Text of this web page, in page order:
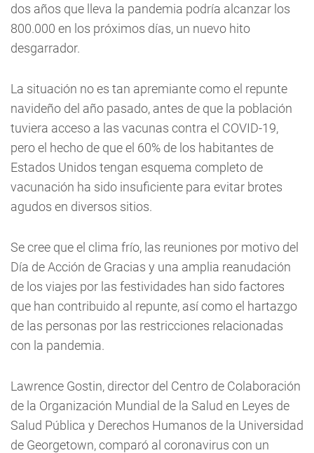
dos años que lleva la pandemia podría alcanzar los
800.000 en los próximos días, un nuevo hito
desgarrador.
La situación no es tan apremiante como el repunte
navideño del año pasado, antes de que la población
tuviera acceso a las vacunas contra el COVID-19,
pero el hecho de que el 60% de los habitantes de
Estados Unidos tengan esquema completo de
vacunación ha sido insuficiente para evitar brotes
agudos en diversos sitios.
Se cree que el clima frío, las reuniones por motivo del
Día de Acción de Gracias y una amplia reanudación
de los viajes por las festividades han sido factores
que han contribuido al repunte, así como el hartazgo
de las personas por las restricciones relacionadas
con la pandemia.
Lawrence Gostin, director del Centro de Colaboración
de la Organización Mundial de la Salud en Leyes de
Salud Pública y Derechos Humanos de la Universidad
de Georgetown, comparó al coronavirus con un